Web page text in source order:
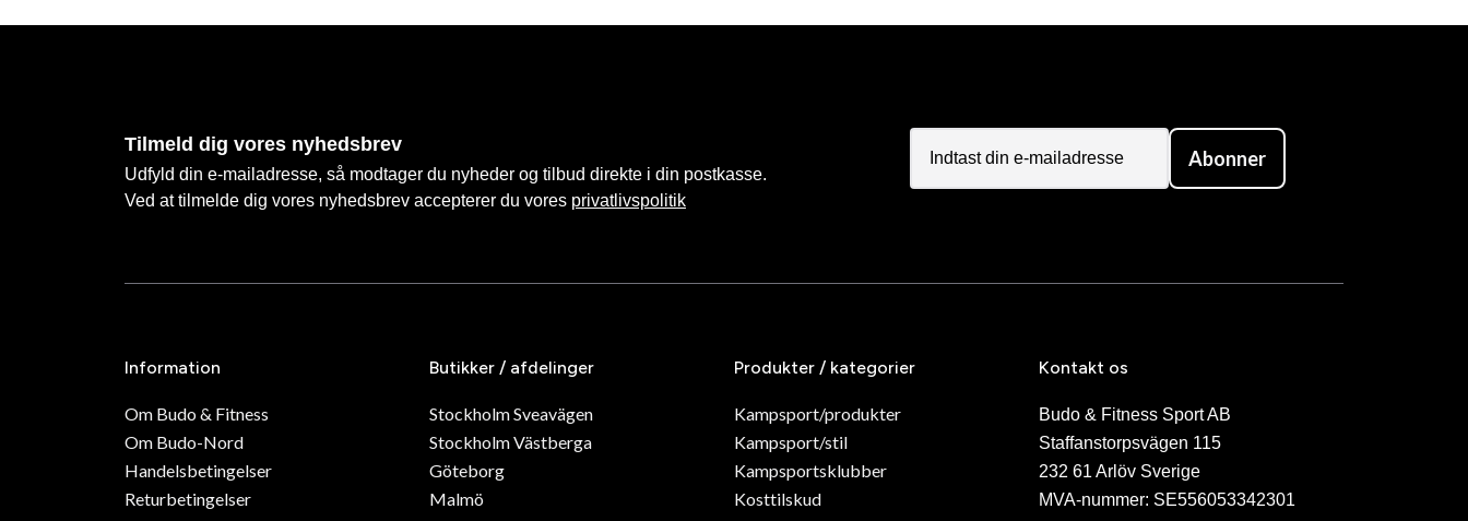
Tilmeld dig vores nyhedsbrev
Udfyld din e-mailadresse, så modtager du nyheder og tilbud direkte i din postkasse.
Ved at tilmelde dig vores nyhedsbrev accepterer du vores privatlivspolitik
Abonner
Information
Om Budo & Fitness
Om Budo-Nord
Handelsbetingelser
Returbetingelser
Butikker / afdelinger
Stockholm Sveavägen
Stockholm Västberga
Göteborg
Malmö
Produkter / kategorier
Kampsport/produkter
Kampsport/stil
Kampsportsklubber
Kosttilskud
Kontakt os
Budo & Fitness Sport AB
Staffanstorpsvägen 115
232 61 Arlöv Sverige
MVA-nummer: SE556053342301